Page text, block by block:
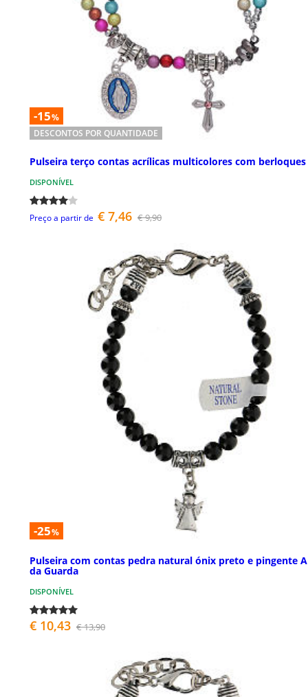
-15%
DESCONTOS POR QUANTIDADE
Pulseira terço contas acrílicas multicolores com berloques
DISPONÍVEL
Preço a partir de € 7,46 € 9,90
-25%
Pulseira com contas pedra natural ónix preto e pingente
da Guarda
DISPONÍVEL
€ 10,43 € 13,90